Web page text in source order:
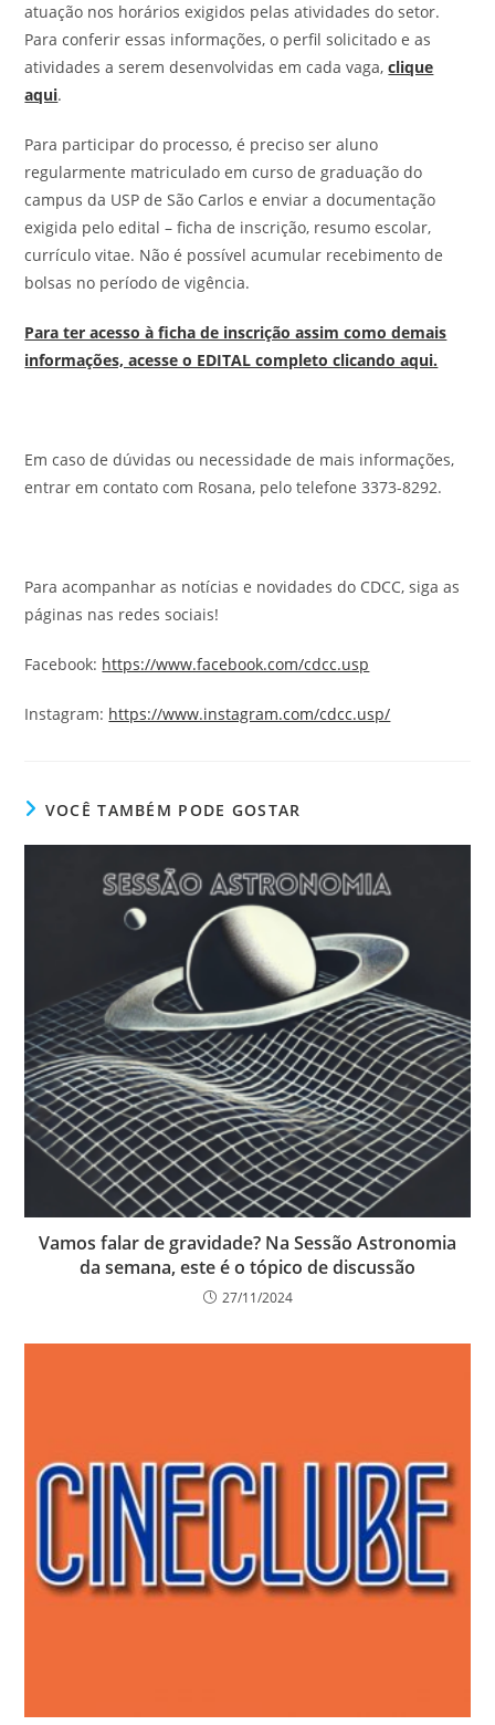
atuação nos horários exigidos pelas atividades do setor.
Para conferir essas informações, o perfil solicitado e as
atividades a serem desenvolvidas em cada vaga,clique
aqui.
Para participar do processo, é preciso ser aluno
regularmente matriculado em curso de graduação do
campus da USP de São Carlos e enviar a documentação
exigida pelo edital – ficha de inscrição, resumo escolar,
currículo vitae. Não é possível acumular recebimento de
bolsas no período de vigência.
Para ter acesso à ficha de inscrição assim como demais
informações, acesse o EDITAL completo clicando aqui.
Em caso de dúvidas ou necessidade de mais informações,
entrar em contato com Rosana, pelo telefone 3373-8292.
Para acompanhar as notícias e novidades do CDCC, siga as
páginas nas redes sociais!
Facebook: https://www.facebook.com/cdcc.usp
Instagram: https://www.instagram.com/cdcc.usp/
VOCÊ TAMBÉM PODE GOSTAR
Vamos falar de gravidade? Na Sessão Astronomia
da semana, este é o tópico de discussão
27/11/2024